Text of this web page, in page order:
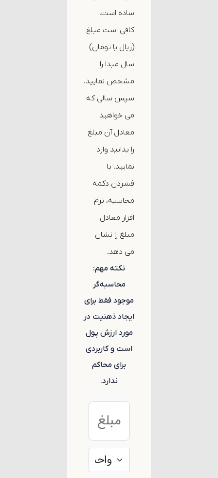
ساده است.
کافی است مبلغ
(ریال یا تومان)
سال مبدا را
مشخص نمایید.
سپس سالی که
می خواهید
معادل آن مبلغ
را بدانید وارد
نمایید. با
فشردن دکمه
محاسبه، نرم
افزار معادل
مبلغ را نشان
می دهد.
نکته مهم:
محاسبه‌گر
موجود فقط برای
ایجاد ذهنیت در
مورد ارزش پول
است و کاربردی
برای محاکم
ندارد.